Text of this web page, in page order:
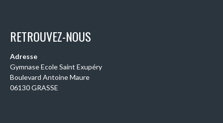
RETROUVEZ-NOUS
Adresse
Gymnase Ecole Saint Exupéry
Boulevard Antoine Maure
06130 GRASSE